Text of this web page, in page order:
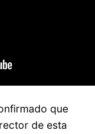
que
de esta